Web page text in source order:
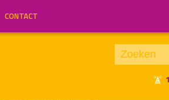
CONTACT